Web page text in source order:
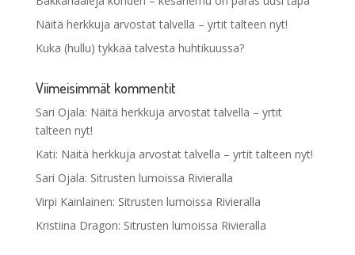
Näitä herkkuja arvostat talvella – yrtit talteen nyt!
Kuka (hullu) tykkää talvesta huhtikuussa?
Viimeisimmät kommentit
Sari Ojala: Näitä herkkuja arvostat talvella – yrtit
talteen nyt!
Kati: Näitä herkkuja arvostat talvella – yrtit talteen nyt!
Sari Ojala: Sitrusten lumoissa Rivieralla
Virpi Kainlainen: Sitrusten lumoissa Rivieralla
Kristiina Dragon: Sitrusten lumoissa Rivieralla